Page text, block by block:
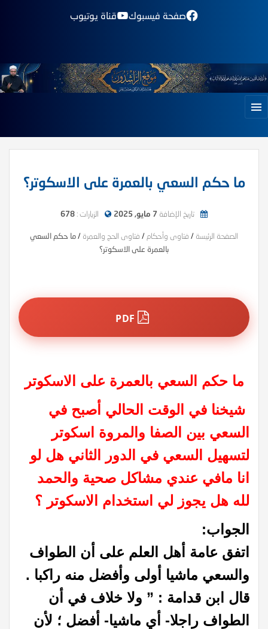
صفحة فيسبوك قناة يوتيوب
ما حكم السعي بالعمرة على الاسكوتر؟
تاريخ الإضافة 7 مايو, 2025 الزيارات : 678
الصفحة الرئيسة / فتاوى وأحكام / فتاوى الحج والعمرة /ما حكم السعي
بالعمرة على الاسكوتر؟
ما حكم السعي بالعمرة على الاسكوتر
شيخنا في الوقت الحالي أصبح في
السعي بين الصفا والمروة اسكوتر
لتسهيل السعي في الدور الثاني هل لو
انا مافي عندي مشاكل صحية والحمد
لله هل يجوز لي استخدام الاسكوتر ؟
الجواب:
اتفق عامة أهل العلم على أن الطواف
والسعي ماشيا أولى وأفضل منه راكبا .
قال ابن قدامة : ” ولا خلاف في أن
الطواف راجلا- أي ماشيا- أفضل ؛ لأن